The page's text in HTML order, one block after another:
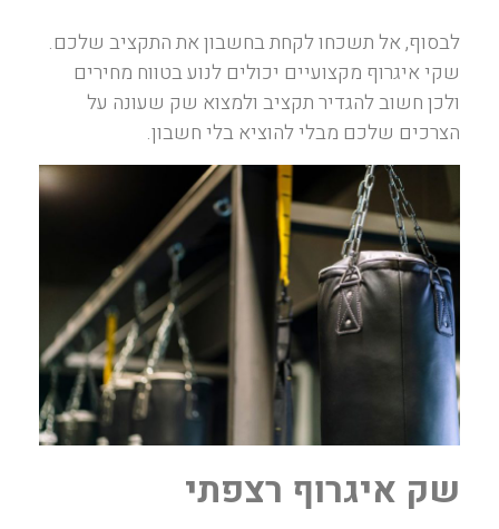
לבסוף, אל תשכחו לקחת בחשבון את התקציב שלכם.
שקי איגרוף מקצועיים יכולים לנוע בטווח מחירים
ולכן חשוב להגדיר תקציב ולמצוא שק שעונה על
הצרכים שלכם מבלי להוציא בלי חשבון.
שק איגרוף רצפתי